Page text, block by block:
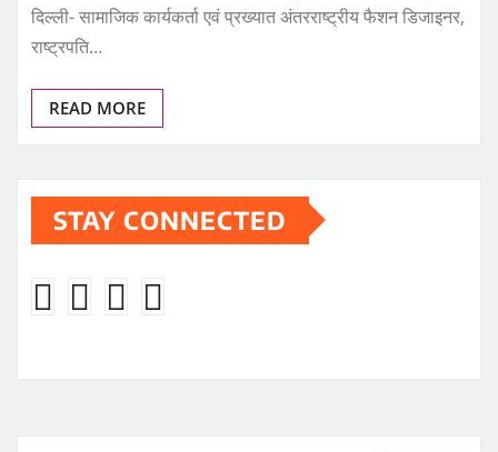
दिल्ली- सामाजिक कार्यकर्ता एवं प्रख्यात अंतरराष्ट्रीय फैशन डिजाइनर,
राष्ट्रपति…
READ MORE
STAY CONNECTED